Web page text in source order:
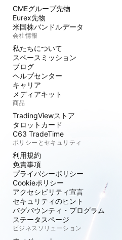
CMEグループ先物
Eurex先物
米国株バンドルデータ
会社情報
私たちについて
スペースミッション
ブログ
ヘルプセンター
キャリア
メディアキット
商品
TradingViewストア
タロットカード
C63 TradeTime
ポリシーとセキュリティ
利用規約
免責事項
プライバシーポリシー
Cookieポリシー
アクセシビリティ宣言
セキュリティのヒント
バグバウンティ・プログラム
ステータスページ
ビジネスソリューション